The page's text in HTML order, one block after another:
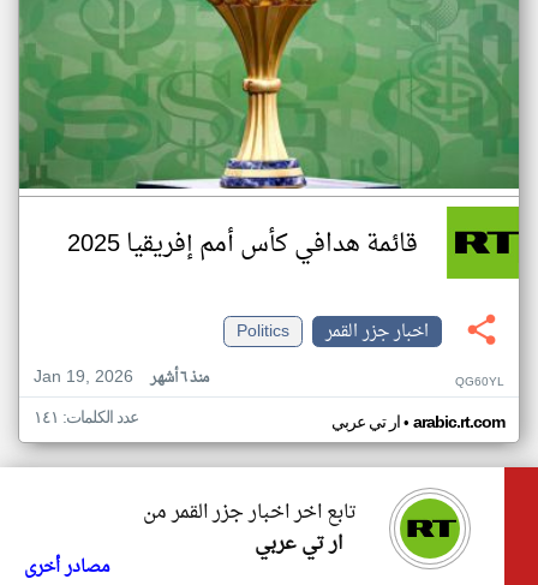
قائمة هدافي كأس أمم إفريقيا 2025
اخبار جزر القمر
Politics
Jan 19, 2026
منذ ٦ أشهر QG60YL
ار تي عربي• arabic.rt.com عدد الكلمات: ١٤١
تابع اخر اخبار جزر القمر من
ار تي عربي
مصادر أخرى